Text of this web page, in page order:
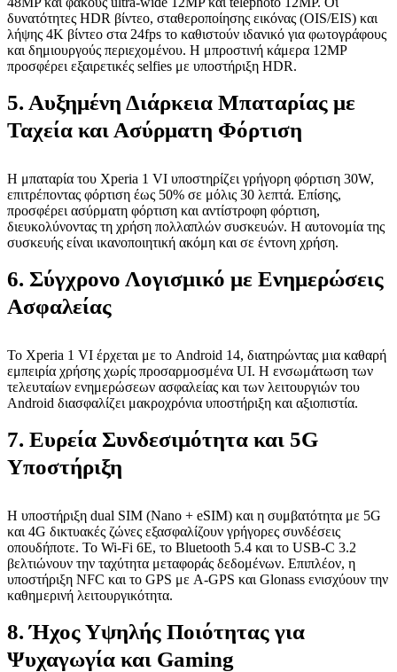
δυνατότητες HDR βίντεο, σταθεροποίησης εικόνας (OIS/EIS) και
λήψης 4K βίντεο στα 24fps το καθιστούν ιδανικό για φωτογράφους
και δημιουργούς περιεχομένου. Η μπροστινή κάμερα 12MP
προσφέρει εξαιρετικές selfies με υποστήριξη HDR.
5. Αυξημένη Διάρκεια Μπαταρίας με
Ταχεία και Ασύρματη Φόρτιση
Η μπαταρία του Xperia 1 VI υποστηρίζει γρήγορη φόρτιση 30W,
επιτρέποντας φόρτιση έως 50% σε μόλις 30 λεπτά. Επίσης,
προσφέρει ασύρματη φόρτιση και αντίστροφη φόρτιση,
διευκολύνοντας τη χρήση πολλαπλών συσκευών. Η αυτονομία της
συσκευής είναι ικανοποιητική ακόμη και σε έντονη χρήση.
6. Σύγχρονο Λογισμικό με Ενημερώσεις
Ασφαλείας
Το Xperia 1 VI έρχεται με το Android 14, διατηρώντας μια καθαρή
εμπειρία χρήσης χωρίς προσαρμοσμένα UI. Η ενσωμάτωση των
τελευταίων ενημερώσεων ασφαλείας και των λειτουργιών του
Android διασφαλίζει μακροχρόνια υποστήριξη και αξιοπιστία.
7. Ευρεία Συνδεσιμότητα και 5G
Υποστήριξη
Η υποστήριξη dual SIM (Nano + eSIM) και η συμβατότητα με 5G
και 4G δικτυακές ζώνες εξασφαλίζουν γρήγορες συνδέσεις
οπουδήποτε. Το Wi-Fi 6E, το Bluetooth 5.4 και το USB-C 3.2
βελτιώνουν την ταχύτητα μεταφοράς δεδομένων. Επιπλέον, η
υποστήριξη NFC και το GPS με A-GPS και Glonass ενισχύουν την
καθημερινή λειτουργικότητα.
8. Ήχος Υψηλής Ποιότητας για
Ψυχαγωγία και Gaming